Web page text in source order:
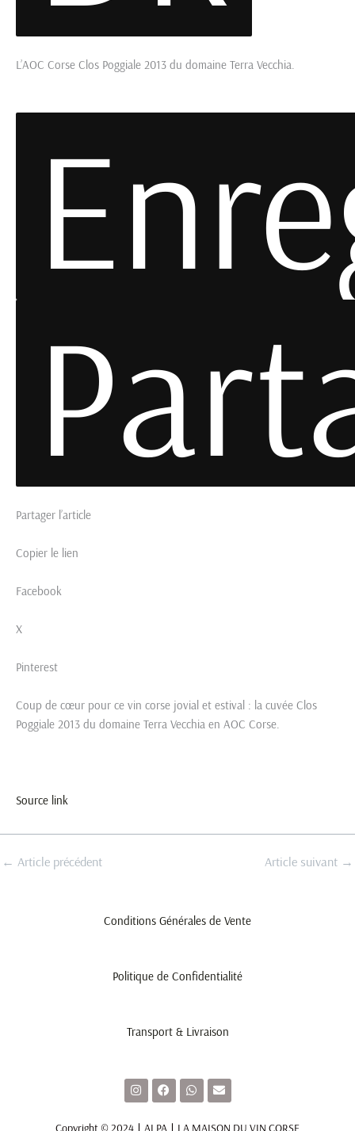
L’AOC Corse Clos Poggiale 2013 du domaine Terra Vecchia.
Partager l’article
Copier le lien
Facebook
X
Pinterest
Coup de cœur pour ce vin corse jovial et estival : la cuvée Clos
Poggiale 2013 du domaine Terra Vecchia en AOC Corse.
Source link
← Article précédent Article suivant →
Conditions Générales de Vente
Politique de Confidentialité
Transport & Livraison
I
n
s
F
a
c
W
h
a
E
n
v
Copyright © 2024 ∣ ALPA ∣ LA MAISON DU VIN CORSE